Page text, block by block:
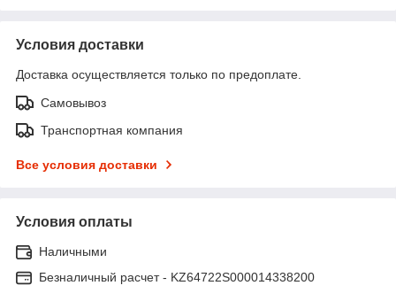
Условия доставки
Доставка осуществляется только по предоплате.
Самовывоз
Транспортная компания
Все условия доставки
Условия оплаты
Наличными
Безналичный расчет - KZ64722S000014338200